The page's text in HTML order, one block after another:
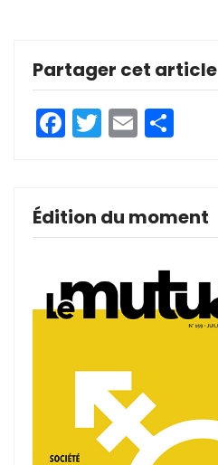
Partager cet article
Facebook
Twitter
Email
Édition du moment